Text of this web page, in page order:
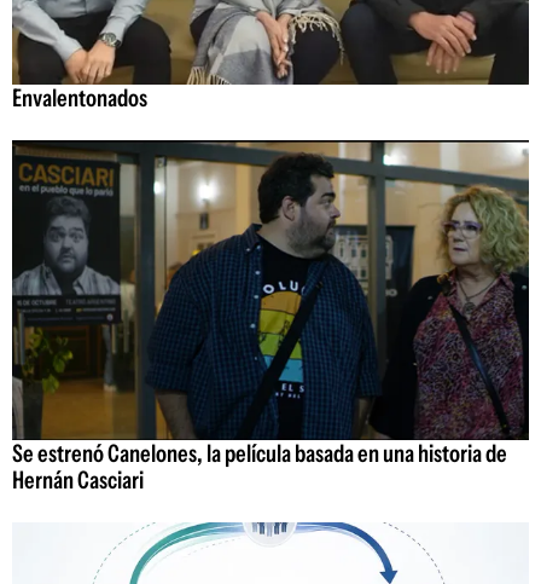
Envalentonados
Se estrenó Canelones, la película basada en una historia de
Hernán Casciari